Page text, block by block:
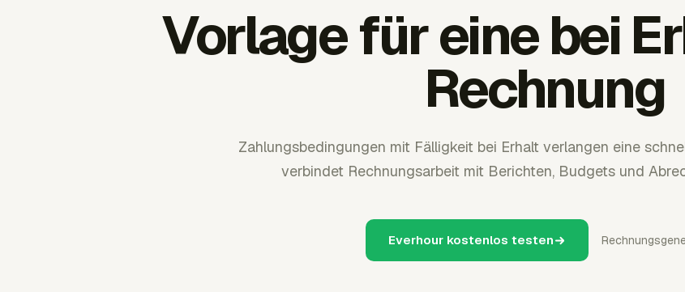
Vorlage für eine bei
Rechnung
Zahlungsbedingungen mit Fälligkeit bei Erhalt verlangen eine
verbindet Rechnungsarbeit mit Berichten, Budgets und
Everhour kostenlos testen